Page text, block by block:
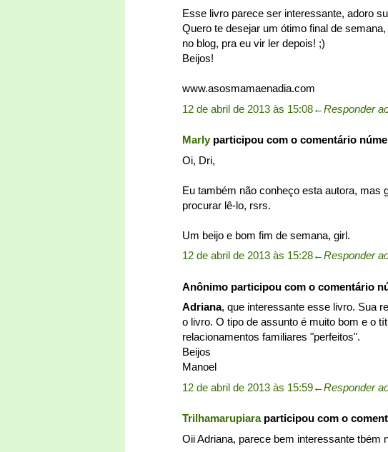
Esse livro parece ser interessante, adoro
Quero te desejar um ótimo final de
no blog, pra eu vir ler depois! ;)
Beijos!
www.asosmamaenadia.com
12 de abril de 2013 às 15:08←Responder
Marlyparticipou com o comentário
Oi, Dri,
Eu também não conheço esta autora, mas
procurar lê-lo, rsrs.
Um beijo e bom fim de semana, girl.
12 de abril de 2013 às 15:28←Responder
Anônimo participou com o comentário
Adriana, que interessante esse livro. Sua
o livro. O tipo de assunto é muito bom e o
relacionamentos familiares "perfeitos".
Beijos
Manoel
12 de abril de 2013 às 15:59←Responder
Trilhamarupiaraparticipou com o
Oii Adriana, parece bem interessante tbém